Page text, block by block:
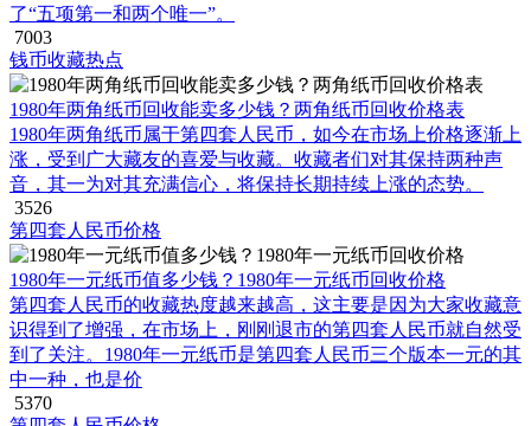
了“五项第一和两个唯一”。
7003
钱币收藏热点
1980年两角纸币回收能卖多少钱？两角纸币回收价格表
1980年两角纸币属于第四套人民币，如今在市场上价格逐渐上
涨，受到广大藏友的喜爱与收藏。收藏者们对其保持两种声
音，其一为对其充满信心，将保持长期持续上涨的态势。
3526
第四套人民币价格
1980年一元纸币值多少钱？1980年一元纸币回收价格
第四套人民币的收藏热度越来越高，这主要是因为大家收藏意
识得到了增强，在市场上，刚刚退市的第四套人民币就自然受
到了关注。1980年一元纸币是第四套人民币三个版本一元的其
中一种，也是价
5370